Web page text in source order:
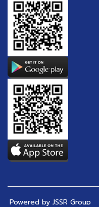
Powered by JSSR Group